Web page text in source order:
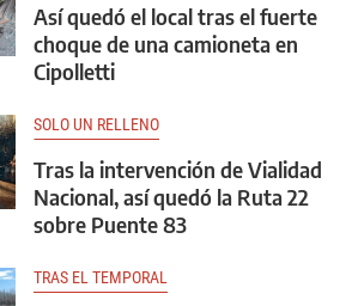
Así quedó el local tras el fuerte
choque de una camioneta en
Cipolletti
SOLO UN RELLENO
Tras la intervención de Vialidad
Nacional, así quedó la Ruta 22
sobre Puente 83
TRAS EL TEMPORAL